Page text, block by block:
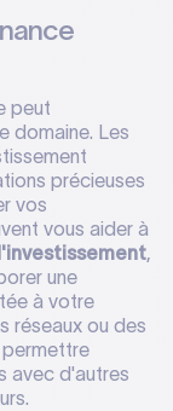
peut
domaine. Les
précieuses
vos
vous aider à
,
une
à votre
réseaux ou des
permettre
avec d'autres